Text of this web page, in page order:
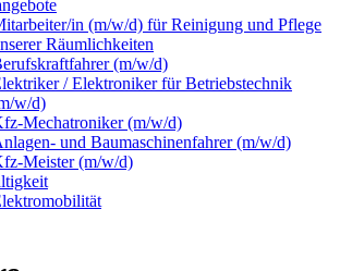
in (m/w/d) für Reinigung und Pflege
Räumlichkeiten
(m/w/d)
/ Elektroniker für Betriebstechnik
w/d)
Mechatroniker (m/w/d)
und Baumaschinenfahrer (m/w/d)
Meister (m/w/d)